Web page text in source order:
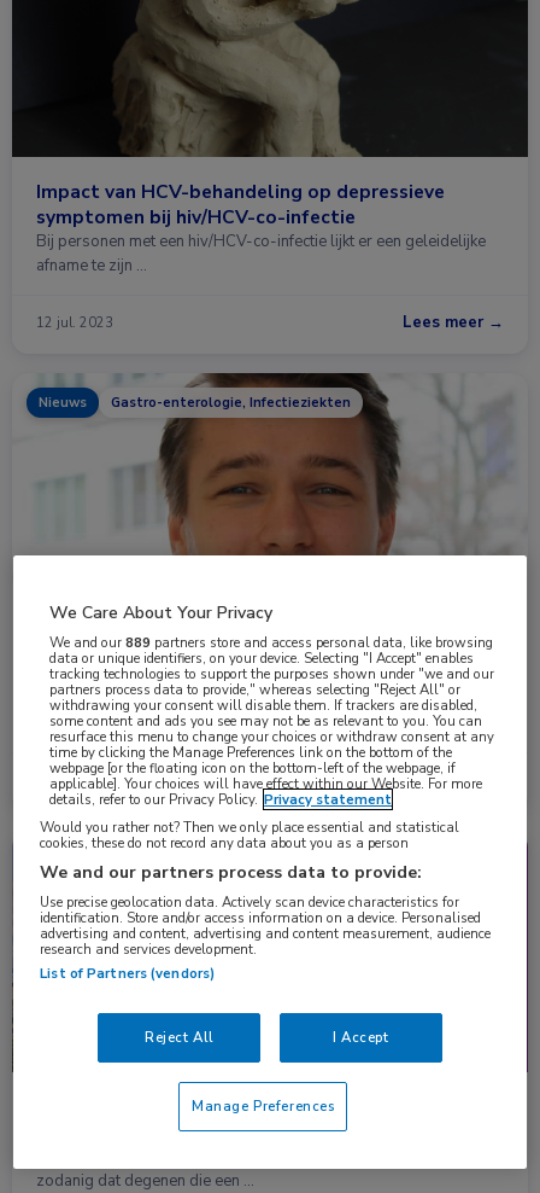
Impact van HCV-behandeling op depressieve
symptomen bij hiv/HCV-co-infectie
Bij personen met een hiv/HCV-co-infectie lijkt er een geleidelijke
afname te zijn …
12 jul. 2023 Lees meer →
Nieuws Gastro-enterologie, Infectieziekten
Succes in aanpak HCV-infecties, gerichte aandacht
blijft nodig
In de behandeling van chronische hepatitis C-virus (HCV)-infecties
is in 2014 een belangrijke …
19 apr. 2023 Lees meer →
Hoger risico herinfectie HCV na behandeling met
DAA dan met IFN
zodanig dat degenen die een …
We Care About Your Privacy
We and our889 partners store and access personal data, like browsing
data or unique identifiers, on your device. Selecting "I Accept" enables
tracking technologies to support the purposes shown under "we and our
partners process data to provide," whereas selecting "Reject All" or
withdrawing your consent will disable them. If trackers are disabled,
some content and ads you see may not be as relevant to you. You can
resurface this menu to change your choices or withdraw consent at any
time by clicking the Manage Preferences link on the bottom of the
webpage [or the floating icon on the bottom-left of the webpage, if
applicable]. Your choices will have effect within our Website. For more
details, refer to our Privacy Policy. Privacy statement
Would you rather not? Then we only place essential and statistical
cookies, these do not record any data about you as a person
We and our partners process data to provide:
Use precise geolocation data. Actively scan device characteristics for
identification. Store and/or access information on a device. Personalised
advertising and content, advertising and content measurement, audience
research and services development.
List of Partners (vendors)
Reject All I Accept
Manage Preferences